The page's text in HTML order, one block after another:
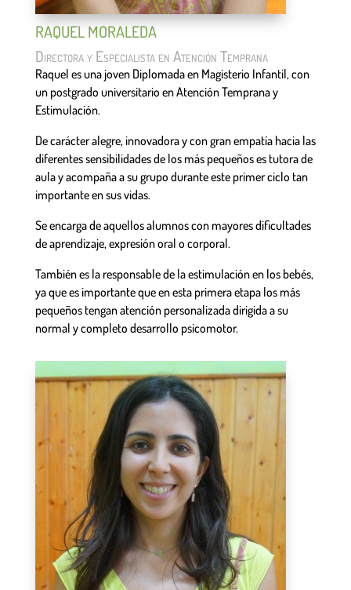
RAQUEL MORALEDA
Directora y Especialista en Atención Temprana
Raquel es una joven Diplomada en Magisterio Infantil, con
un postgrado universitario en Atención Temprana y
Estimulación.
De carácter alegre, innovadora y con gran empatía hacia las
diferentes sensibilidades de los más pequeños es tutora de
aula y acompaña a su grupo durante este primer ciclo tan
importante en sus vidas.
Se encarga de aquellos alumnos con mayores dificultades
de aprendizaje, expresión oral o corporal.
También es la responsable de la estimulación en los bebés,
ya que es importante que en esta primera etapa los más
pequeños tengan atención personalizada dirigida a su
normal y completo desarrollo psicomotor.